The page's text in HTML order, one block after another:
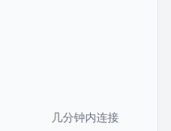
几分钟内连接